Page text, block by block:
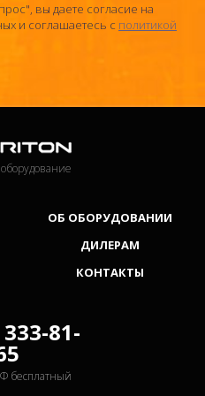
вы даете согласие на
и соглашаетесь c политикой
ОБ ОБОРУДОВАНИИ
ДИЛЕРАМ
КОНТАКТЫ
81-
бесплатный